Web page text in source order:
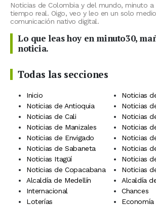
Noticias de Colombia y del mundo, minuto a
tiempo real. Oigo, veo y leo en un solo
comunicación nativo digital.
Lo que leas hoy en minuto30,
noticia.
Todas las secciones
Inicio
Noticias
Noticias de Antioquia
Noticias
Noticias de Cali
Noticias
Noticias de Manizales
Noticias
Noticias de Envigado
Noticias
Noticias de Sabaneta
Noticias
Noticias Itagüí
Noticias
Noticias de Copacabana
Noticias
Alcaldía de Medellín
Alcaldía
Internacional
Chances
Loterías
Economía